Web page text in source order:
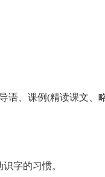
语、课例(精读课文、
字的习惯。